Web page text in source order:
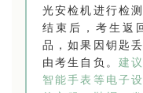
光安检机进行检
结束后，考生返
品，如果因钥匙
由考生自负。建
智能手表等电子